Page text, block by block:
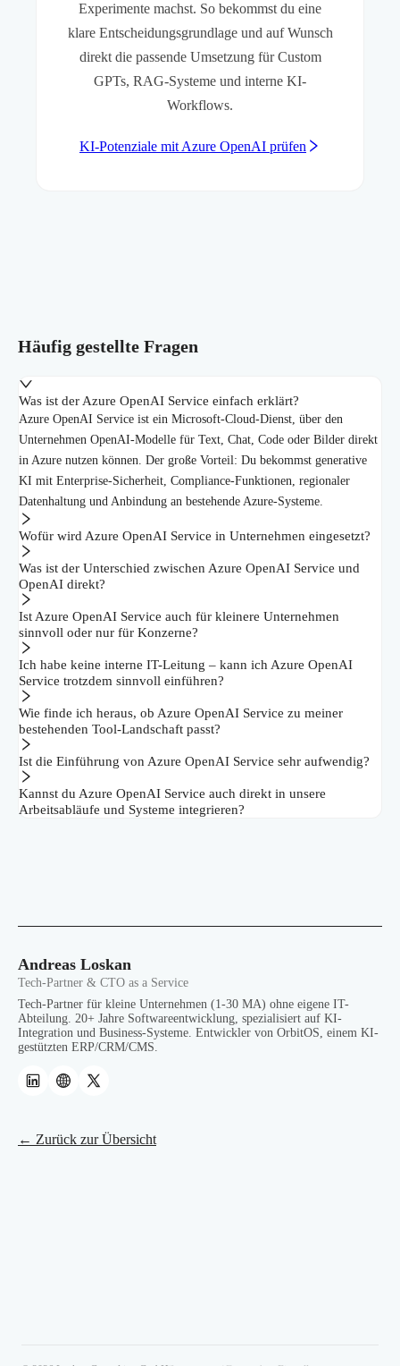
Experimente machst. So bekommst du eine
klare Entscheidungsgrundlage und auf Wunsch
direkt die passende Umsetzung für Custom
GPTs, RAG-Systeme und interne KI-
Workflows.
KI-Potenziale mit Azure OpenAI prüfen
Häufig gestellte Fragen
Was ist der Azure OpenAI Service einfach erklärt?
Azure OpenAI Service ist ein Microsoft-Cloud-Dienst, über den
Unternehmen OpenAI-Modelle für Text, Chat, Code oder Bilder direkt
in Azure nutzen können. Der große Vorteil: Du bekommst generative
KI mit Enterprise-Sicherheit, Compliance-Funktionen, regionaler
Datenhaltung und Anbindung an bestehende Azure-Systeme.
Wofür wird Azure OpenAI Service in Unternehmen eingesetzt?
Was ist der Unterschied zwischen Azure OpenAI Service und
OpenAI direkt?
Ist Azure OpenAI Service auch für kleinere Unternehmen
sinnvoll oder nur für Konzerne?
Ich habe keine interne IT-Leitung – kann ich Azure OpenAI
Service trotzdem sinnvoll einführen?
Wie finde ich heraus, ob Azure OpenAI Service zu meiner
bestehenden Tool-Landschaft passt?
Ist die Einführung von Azure OpenAI Service sehr aufwendig?
Kannst du Azure OpenAI Service auch direkt in unsere
Arbeitsabläufe und Systeme integrieren?
Andreas Loskan
Tech-Partner & CTO as a Service
Tech-Partner für kleine Unternehmen (1-30 MA) ohne eigene IT-
Abteilung. 20+ Jahre Softwareentwicklung, spezialisiert auf KI-
Integration und Business-Systeme. Entwickler von OrbitOS, einem KI-
gestützten ERP/CRM/CMS.
← Zurück zur Übersicht